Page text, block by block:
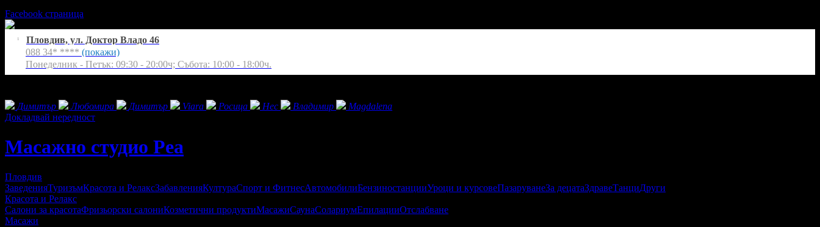
Facebook страница
1
Пловдив, ул. Доктор Владо 46
088 34* **** (покажи)
Понеделник - Петък: 09:30 - 20:00ч; Събота: 10:00 - 18:00ч.
Димитър
Любомира Димитър Viara Росица Нес Владимир
Magdalena
Докладвай нередност
Масажно студио Реа
Пловдив
ЗаведенияТуризъмКрасота и РелаксЗабавленияКултураСпорт и ФитнесАвтомобилиБензиностанцииУроци и курсовеПазаруванеЗа децатаЗдравеТанциДруги
Красота и Релакс
Салони за красотаФризьорски салониКозметични продуктиМасажиСаунаСолариумЕпилацииОтслабване
Масажи